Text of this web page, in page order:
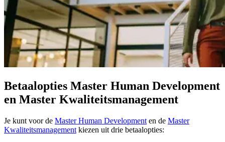
Betaalopties Master Human Development
en Master Kwaliteitsmanagement
Je kunt voor de Master Human Development en de Master
Kwaliteitsmanagement kiezen uit drie betaalopties: